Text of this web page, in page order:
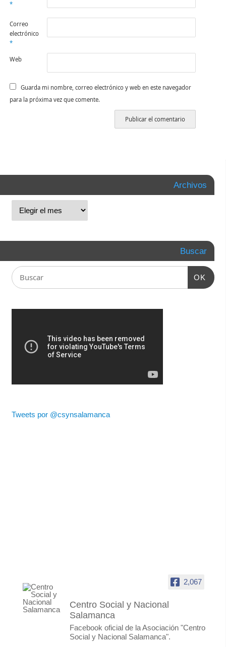
*
Correo
electrónico
*
Web
Guarda mi nombre, correo electrónico y web en este navegador
para la próxima vez que comente.
Archivos
Buscar
OK
Tweets por @csynsalamanca
2,067
Centro Social y Nacional
Salamanca
Facebook oficial de la Asociación "Centro
Social y Nacional Salamanca".